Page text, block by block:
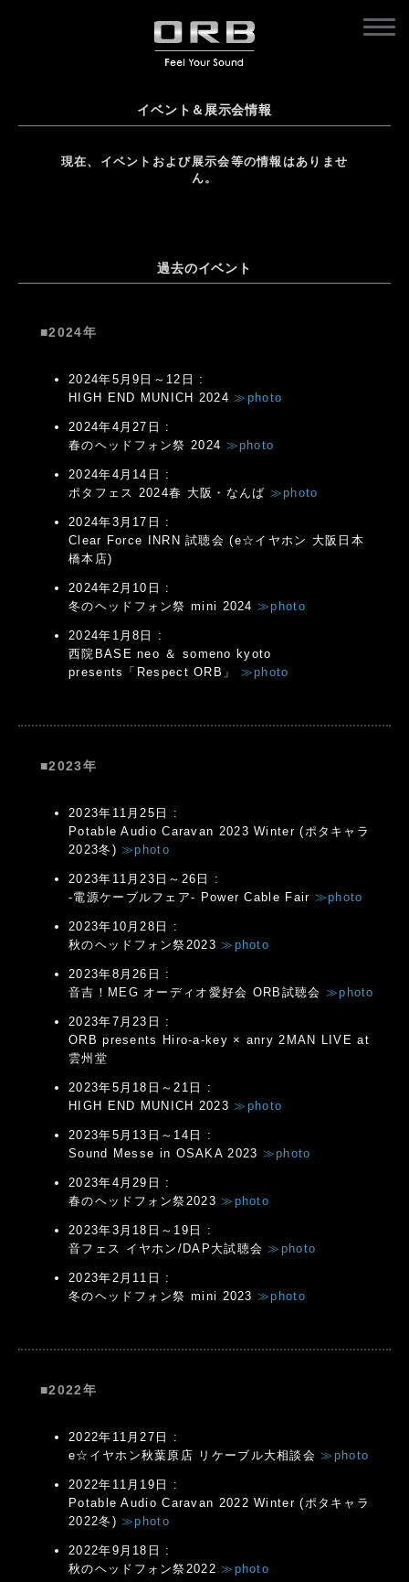
イベント＆展示会情報
現在、イベントおよび展示会等の情報はありませ
ん。
過去のイベント
■2024年
2024年5月9日～12日 :
HIGH END MUNICH 2024≫photo
2024年4月27日 :
春のヘッドフォン祭 2024 ≫photo
2024年4月14日 :
ポタフェス 2024春 大阪・なんば ≫photo
2024年3月17日 :
Clear Force INRN 試聴会 (e☆イヤホン 大阪日本
橋本店)
2024年2月10日 :
冬のヘッドフォン祭 mini 2024≫photo
2024年1月8日 :
西院BASE neo ＆ someno kyoto
presents「Respect ORB」 ≫photo
■2023年
2023年11月25日 :
Potable Audio Caravan 2023 Winter (ポタキャラ
2023冬)≫photo
2023年11月23日～26日 :
-電源ケーブルフェア- Power Cable Fair ≫photo
2023年10月28日 :
秋のヘッドフォン祭2023≫photo
2023年8月26日 :
音吉！MEG オーディオ愛好会 ORB試聴会 ≫photo
2023年7月23日 :
ORB presents Hiro-a-key × anry 2MAN LIVE at
雲州堂
2023年5月18日～21日 :
HIGH END MUNICH 2023≫photo
2023年5月13日～14日 :
Sound Messe in OSAKA 2023 ≫photo
2023年4月29日 :
春のヘッドフォン祭2023≫photo
2023年3月18日～19日 :
音フェス イヤホン/DAP大試聴会≫photo
2023年2月11日 :
冬のヘッドフォン祭 mini 2023≫photo
■2022年
2022年11月27日 :
e☆イヤホン秋葉原店 リケーブル大相談会≫photo
2022年11月19日 :
Potable Audio Caravan 2022 Winter (ポタキャラ
2022冬)≫photo
2022年9月18日 :
秋のヘッドフォン祭2022≫photo